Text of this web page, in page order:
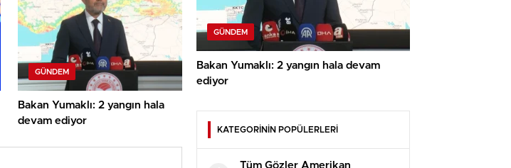
GÜNDEM
Bakan Yumaklı: 2 yangın hala
devam ediyor
GÜNDEM
Bakan Yumaklı: 2 yangın hala devam
ediyor
KATEGORİNİN POPÜLERLERİ
Tüm Gözler Amerikan